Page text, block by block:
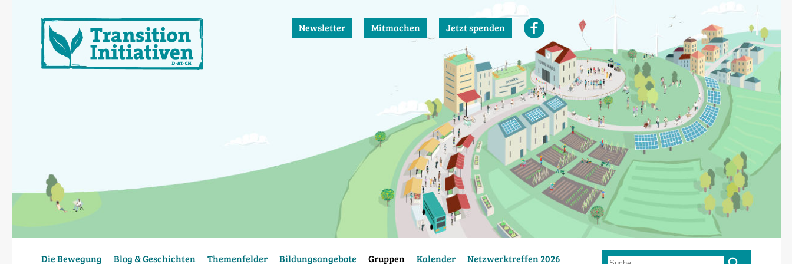
Newsletter Mitmachen Jetzt spenden
Die Bewegung Blog & Geschichten Themenfelder Bildungsangebote Gruppen Kalender Netzwerktreffen 2026 Suche